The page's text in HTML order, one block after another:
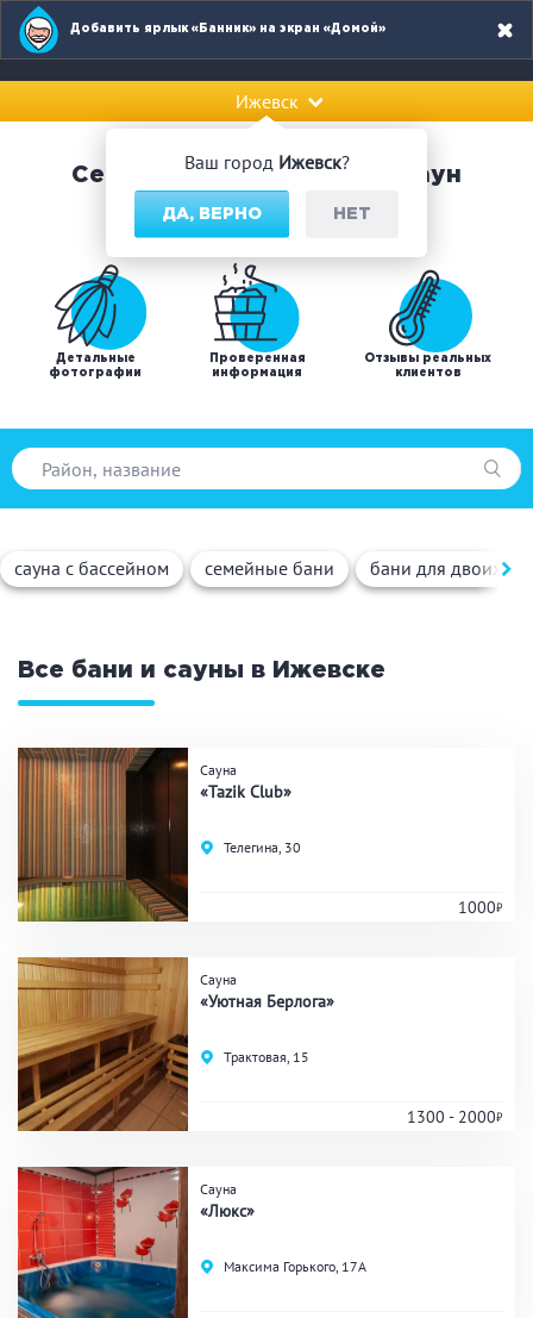
Ваш город Ижевск?
ДА, ВЕРНО НЕТ
Ижевск
Добавить ярлык «Банник» на экран «Домой»
Сервис по поиску бань и саун
Детальные
фотографии
Проверенная
информация
Отзывы реальных
клиентов
Русская баня
Турецкая баня
На дровах
Поводы
Загородный отдых
Праздник/Корпоратив
Вместимость
до 10 человек
от 20 человек
Массаж
Кедровая бочка
СПА
Гидромассаж
Банный чан
сауна с бассейном семейные бани бани для двоих
Все бани и сауны в Ижевске
Сауна
«Tazik Club»
Телегина, 30
1000
Сауна
«Уютная Берлога»
Трактовая, 15
1300 - 2000
Сауна
«Люкс»
Максима Горького, 17А